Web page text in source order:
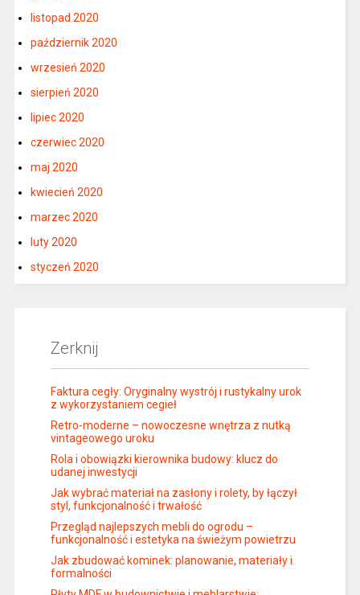
listopad 2020
październik 2020
wrzesień 2020
sierpień 2020
lipiec 2020
czerwiec 2020
maj 2020
kwiecień 2020
marzec 2020
luty 2020
styczeń 2020
Zerknij
Faktura cegły: Oryginalny wystrój i rustykalny urok
z wykorzystaniem cegieł
Retro-moderne – nowoczesne wnętrza z nutką
vintageowego uroku
Rola i obowiązki kierownika budowy: klucz do
udanej inwestycji
Jak wybrać materiał na zasłony i rolety, by łączył
styl, funkcjonalność i trwałość
Przegląd najlepszych mebli do ogrodu –
funkcjonalność i estetyka na świeżym powietrzu
Jak zbudować kominek: planowanie, materiały i
formalności